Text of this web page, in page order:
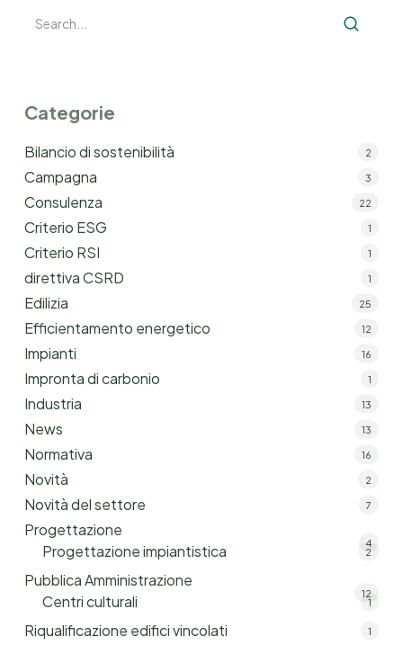
Categorie
Bilancio di sostenibilità 2
Campagna 3
Consulenza 22
Criterio ESG 1
Criterio RSI 1
direttiva CSRD 1
Edilizia 25
Efficientamento energetico 12
Impianti 16
Impronta di carbonio 1
Industria 13
News 13
Normativa 16
Novità 2
Novità del settore 7
Progettazione
4
Progettazione impiantistica 2
Pubblica Amministrazione
12
Centri culturali 1
Riqualificazione edifici vincolati 1